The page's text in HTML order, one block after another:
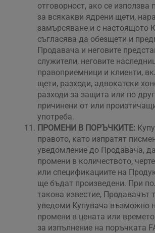
отговорност, ако се използва
за всякакви ядрени щети,
замърсяване и с настоящото
съгласява да обезщети и
Продавача и неговите
служители, неговите
правоприемници и клиенти,
щети, разходи, адвокатски
разходи за защита или по
причинени от или
употреба.
ПРОМЕНИ В ПОРЪЧКИТЕ:
правото, като изпратят
уведомление до Продавача,
промени в количеството,
или спецификациите на
ще бъдат произведени. При
такова известие, Продавачът
уведоми Купувача възможно
промени в цената или
за изпълнение на поръчката